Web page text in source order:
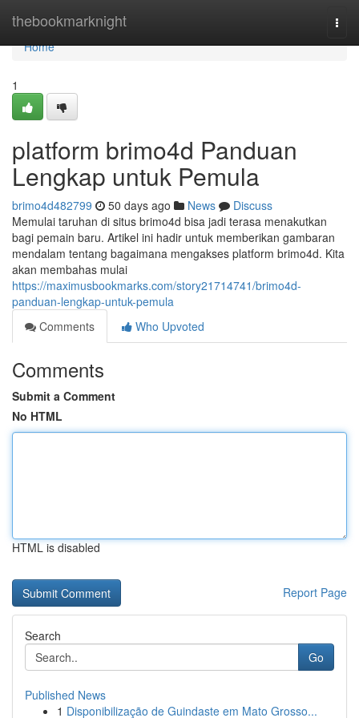
thebookmarknight
Home
Home
1
platform brimo4d Panduan
Lengkap untuk Pemula
brimo4d482799 50 days ago News
Discuss
Memulai taruhan di situs brimo4d bisa jadi terasa menakutkan
bagi pemain baru. Artikel ini hadir untuk memberikan gambaran
mendalam tentang bagaimana mengakses platform brimo4d. Kita
akan membahas mulai
https://maximusbookmarks.com/story21714741/brimo4d-
panduan-lengkap-untuk-pemula
Comments
Who Upvoted
Comments
Submit a Comment
No HTML
HTML is disabled
Report Page
Search
Go
Published News
1 Disponibilização de Guindaste em Mato Grosso...